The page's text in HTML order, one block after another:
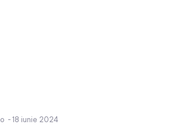
- 18 iunie 2024